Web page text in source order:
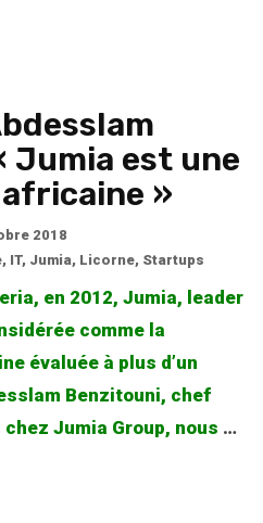
Jumia est une
»
2018
, IT, Jumia, Licorne, Startups
en 2012, Jumia, leader
comme la
évaluée à plus d’un
Benzitouni, chef
Jumia Group, nous …